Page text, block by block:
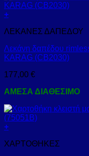
+
ΛΕΚΑΝΕΣ ΔΑΠΕΔΟΥ
Λεκάνη δαπέδου
KARAG (CB2030)
177,00 €
ΑΜΕΣΑ ΔΙΑΘΕΣΙΜΟ
+
ΧΑΡΤΟΘΗΚΕΣ